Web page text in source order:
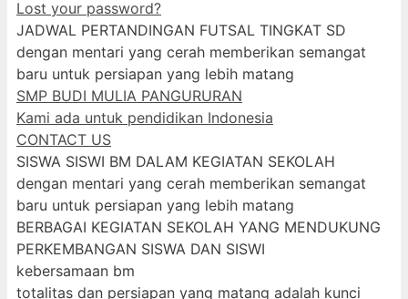
Lost your password?
JADWAL PERTANDINGAN FUTSAL TINGKAT SD
dengan mentari yang cerah memberikan semangat
baru untuk persiapan yang lebih matang
SMP BUDI MULIA PANGURURAN
Kami ada untuk pendidikan Indonesia
CONTACT US
SISWA SISWI BM DALAM KEGIATAN SEKOLAH
dengan mentari yang cerah memberikan semangat
baru untuk persiapan yang lebih matang
BERBAGAI KEGIATAN SEKOLAH YANG MENDUKUNG
PERKEMBANGAN SISWA DAN SISWI
kebersamaan bm
totalitas dan persiapan yang matang adalah kunci